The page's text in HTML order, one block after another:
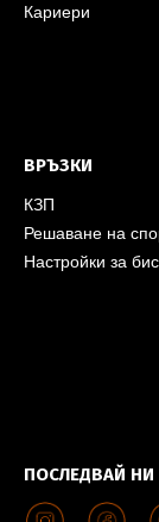
Кариери
ВРЪЗКИ
КЗП
Решаване на
Настройки за
ПОСЛЕДВАЙ НИ